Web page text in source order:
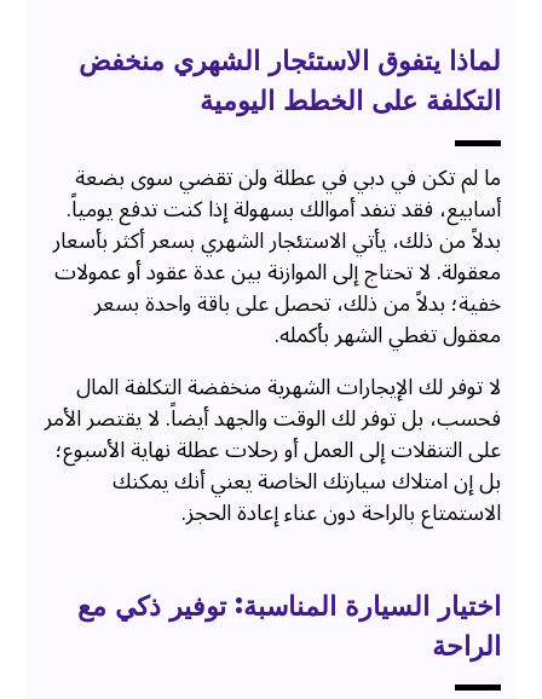
لماذا يتفوق الاستئجار الشهري منخفض
التكلفة على الخطط اليومية
ما لم تكن في دبي في عطلة ولن تقضي سوى بضعة
أسابيع، فقد تنفد أموالك بسهولة إذا كنت تدفع يومياً.
بدلاً من ذلك، يأتي الاستئجار الشهري بسعر أكثر بأسعار
معقولة. لا تحتاج إلى الموازنة بين عدة عقود أو عمولات
خفية؛ بدلاً من ذلك، تحصل على باقة واحدة بسعر
معقول تغطي الشهر بأكمله.
لا توفر لك الإيجارات الشهرية منخفضة التكلفة المال
فحسب، بل توفر لك الوقت والجهد أيضاً. لا يقتصر الأمر
على التنقلات إلى العمل أو رحلات عطلة نهاية الأسبوع؛
بل إن امتلاك سيارتك الخاصة يعني أنك يمكنك
الاستمتاع بالراحة دون عناء إعادة الحجز.
اختيار السيارة المناسبة: توفير ذكي مع
الراحة